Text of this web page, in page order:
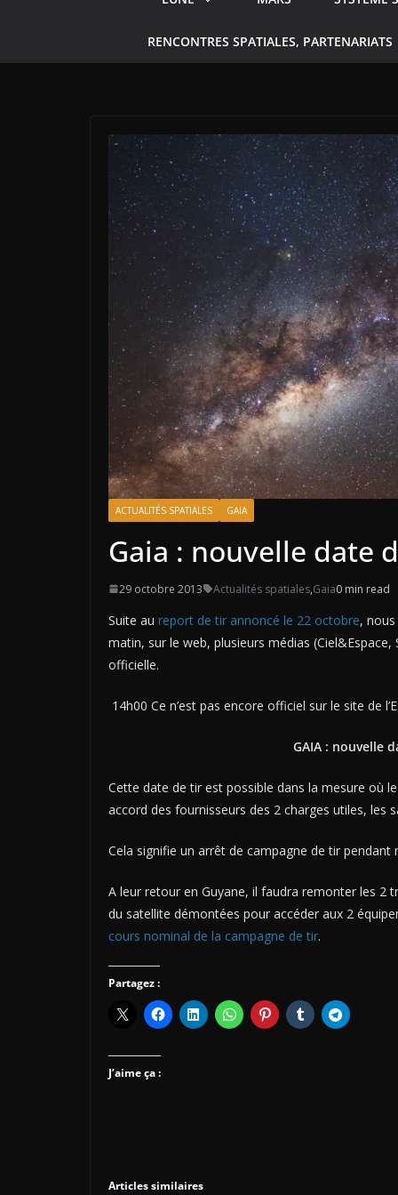
RENCONTRES SPATIALES, PARTENARIATS
ACTUALITÉS SPATIALES GAIA
Gaia : nouvelle date
29 octobre 2013 Actualités spatiales,Gaia0 min read
Suite au report de tir annoncé le 22 octobre, nous
matin, sur le web, plusieurs médias
officielle.
14h00 Ce n’est pas encore officiel sur le site de
GAIA : nouvelle
Cette date de tir est possible dans la mesure où
accord des fournisseurs des 2 charges utiles, les
Cela signifie un arrêt de campagne de tir pendant
A leur retour en Guyane, il faudra remonter les 2
du satellite démontées pour accéder aux 2
cours nominal de la campagne de tir.
Partagez :
J’aime ça :
Articles similaires